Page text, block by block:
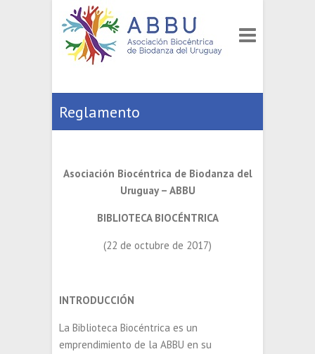
Reglamento
Asociación Biocéntrica de Biodanza del
Uruguay – ABBU
BIBLIOTECA BIOCÉNTRICA
(22 de octubre de 2017)
INTRODUCCIÓN
La Biblioteca Biocéntrica es un
emprendimiento de la ABBU en su